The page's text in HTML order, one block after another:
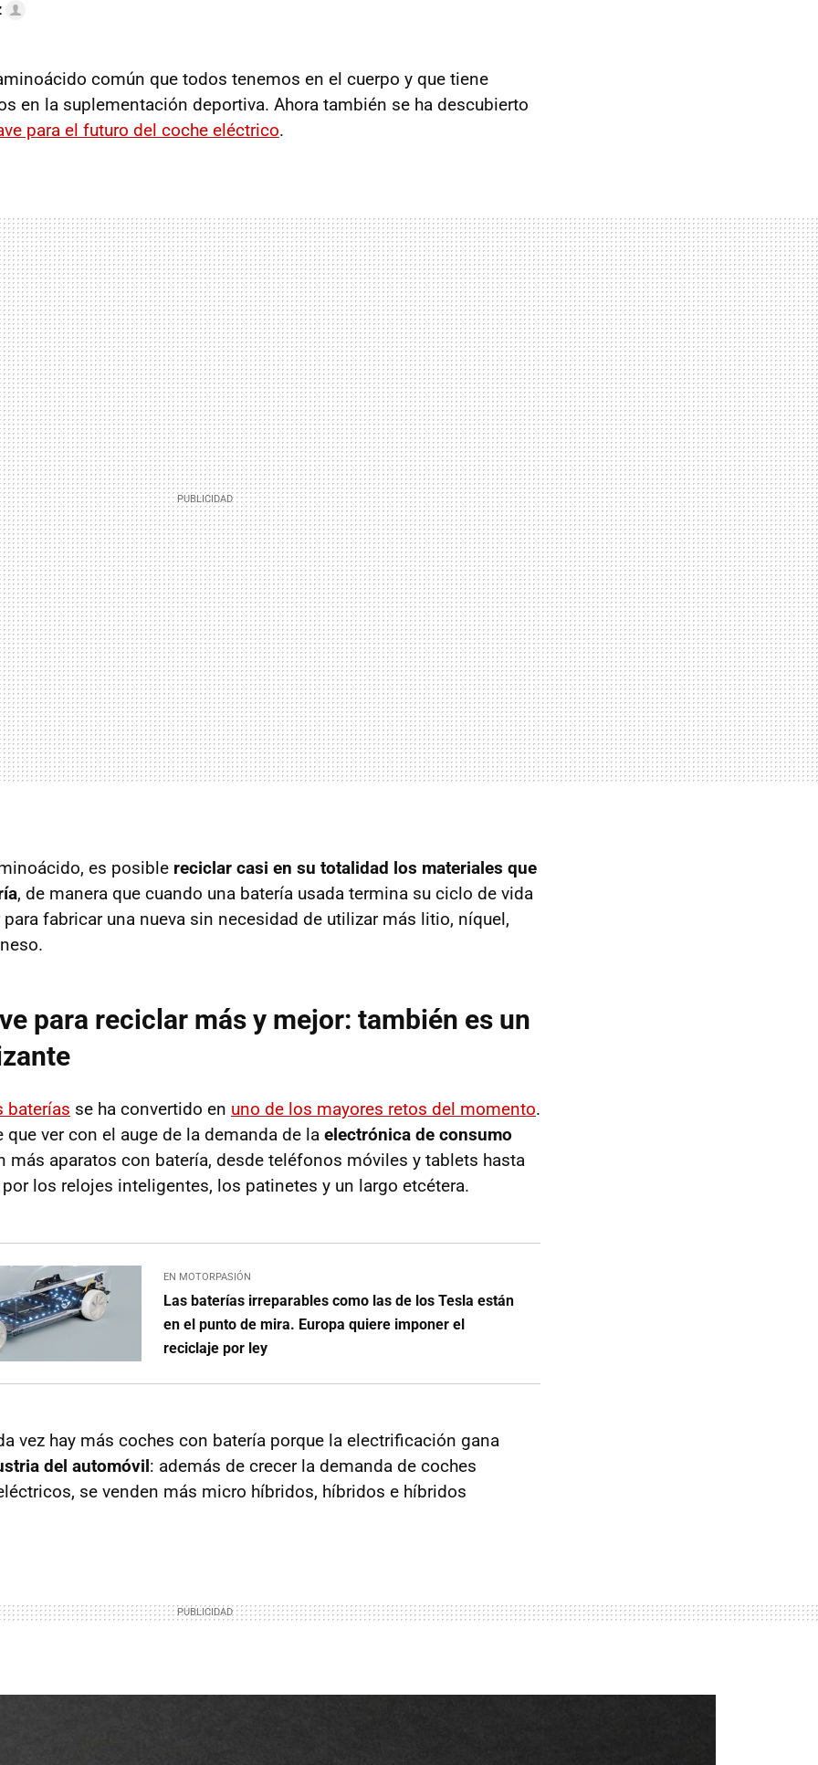
común que todos tenemos en el cuerpo y que tiene
en la suplementación deportiva. Ahora también se ha descubierto
para el futuro del coche eléctrico.
es posible reciclar casi en su totalidad los materiales que
, de manera que cuando una batería usada termina su ciclo de vida
fabricar una nueva sin necesidad de utilizar más litio, níquel,
para reciclar más y mejor: también es un
baterías se ha convertido en uno de los mayores retos del momento.
que ver con el auge de la demanda de la electrónica de consumo
más aparatos con batería, desde teléfonos móviles y tablets hasta
los relojes inteligentes, los patinetes y un largo etcétera.
EN MOTORPASIÓN
Las baterías irreparables como las de los Tesla están
en el punto de mira. Europa quiere imponer el
reciclaje por ley
vez hay más coches con batería porque la electrificación gana
del automóvil: además de crecer la demanda de coches
se venden más micro híbridos, híbridos e híbridos